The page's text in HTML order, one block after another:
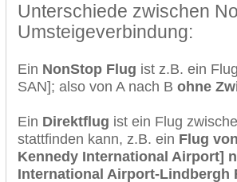
Unterschiede zwischen
Umsteigeverbindung:
Ein NonStop Flug ist z.B. ein
SAN]; also von A nach B ohne
Ein Direktflug ist ein Flug
stattfinden kann, z.B. ein Flug
Kennedy International Airport]
International Airport-Lindbergh